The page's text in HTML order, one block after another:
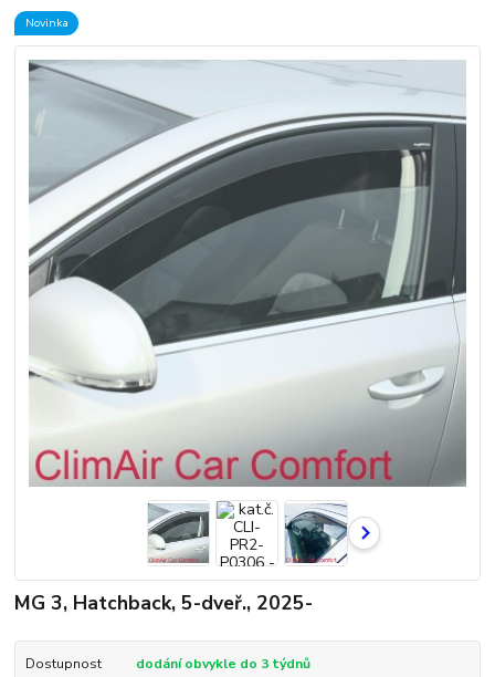
Novinka
MG 3, Hatchback, 5-dveř., 2025-
Dostupnost
dodání obvykle do 3 týdnů